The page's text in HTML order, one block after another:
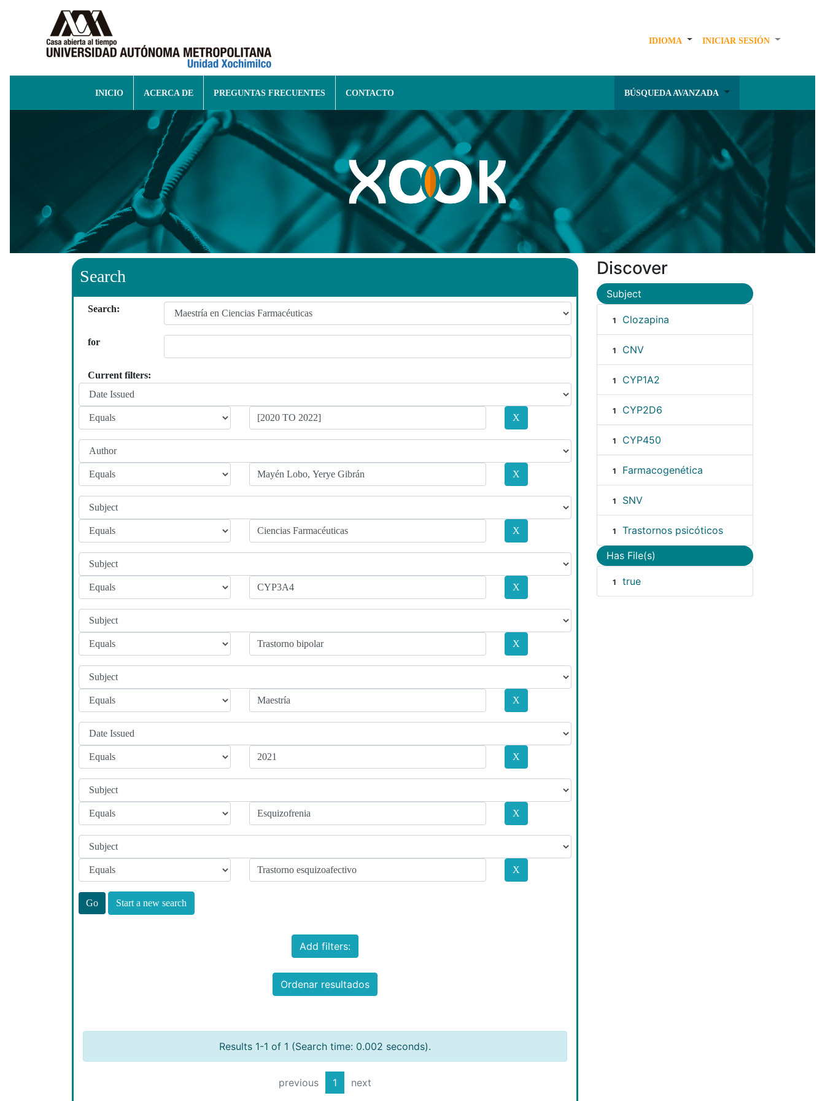
IDIOMA INICIAR SESIÓN
INICIO ACERCA DE PREGUNTAS FRECUENTES CONTACTO BÚSQUEDA AVANZADA
Search
Search:
for
Current filters:
Start a new search
Add filters:
Ordenar resultados
Results 1-1 of 1 (Search time: 0.002 seconds).
previous 1 next
Discover
Subject
1 Clozapina
1 CNV
1 CYP1A2
1 CYP2D6
1 CYP450
1 Farmacogenética
1 SNV
1 Trastornos psicóticos
Has File(s)
1 true